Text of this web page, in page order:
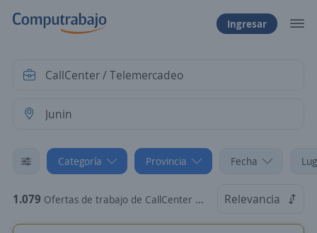
Ingresar
Categoría Provincia Fecha
1.079 Ofertas de trabajo de CallCenter / Telemercadeo en Junin Relevancia